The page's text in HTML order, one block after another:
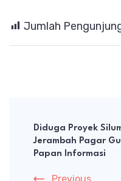
Jumlah
Navigation
Diduga Proyek
Jerambah Pagar
Papan Informasi
Previous